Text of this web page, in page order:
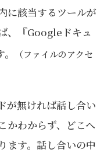
に該当するツールが
、『Googleドキュ
（ファイルのアクセ
が無ければ話し合い
かわからず、どこへ
ます。話し合いの中